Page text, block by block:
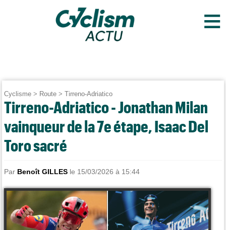
≡
Cyclisme > Route >Tirreno-Adriatico
Tirreno-Adriatico - Jonathan Milan
vainqueur de la 7e étape, Isaac Del
Toro sacré
Par Benoît GILLES le 15/03/2026 à 15:44